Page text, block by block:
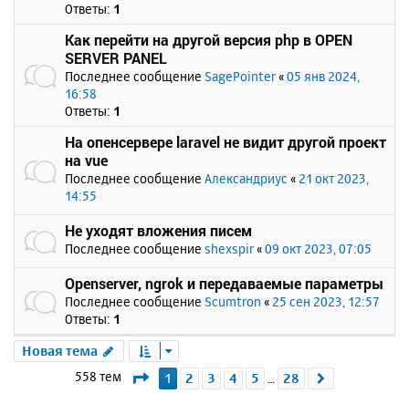
Ответы: 1
Как перейти на другой версия php в OPEN
SERVER PANEL
Последнее сообщение SagePointer «05 янв 2024,
16:58
Ответы: 1
На опенсервере laravel не видит другой проект
на vue
Последнее сообщение Александриус « 21 окт 2023,
14:55
Не уходят вложения писем
Последнее сообщение shexspir «09 окт 2023, 07:05
Openserver, ngrok и передаваемые параметры
Последнее сообщение Scumtron « 25 сен 2023, 12:57
Ответы: 1
Новая тема
558 тем Страница1 из 28
1 2 3 4 5 28